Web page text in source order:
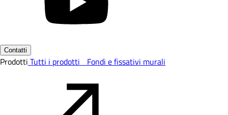
Contatti
Prodotti Tutti i prodotti Fondi e fissativi murali